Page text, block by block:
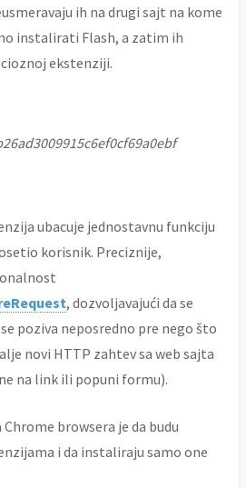
ih na drugi sajt na kome
instalirati Flash, a zatim ih
ekstenziji.
ubacuje jednostavnu funkciju
korisnik. Preciznije,
, dozvoljavajući da se
poziva neposredno pre nego što
novi HTTP zahtev sa web sajta
na link ili popuni formu).
browsera je da budu
i da instaliraju samo one